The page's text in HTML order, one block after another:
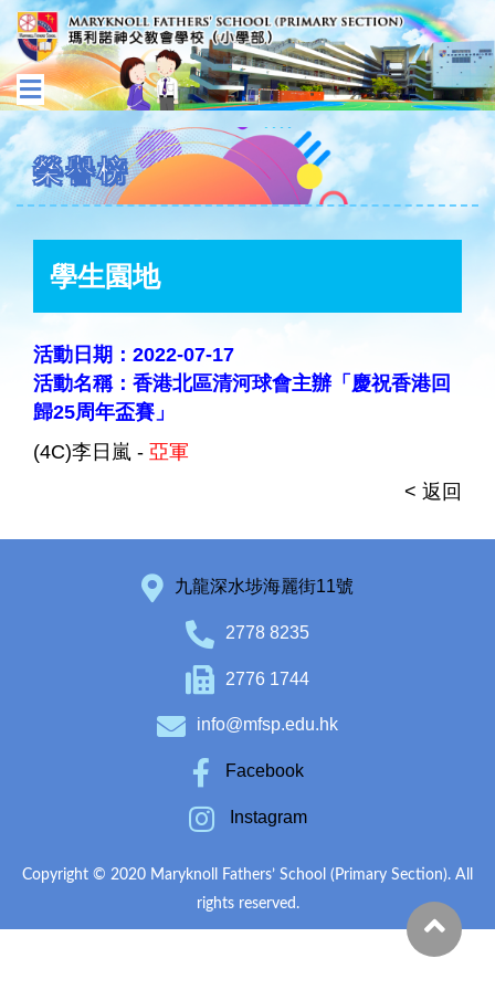
榮譽榜
學生園地
活動日期：2022-07-17
活動名稱：香港北區清河球會主辦「慶祝香港回
歸25周年盃賽」
(4C)李日嵐 - 亞軍
< 返回
九龍深水埗海麗街11號
2778 8235
2776 1744
info@mfsp.edu.hk
Facebook
Instagram
Copyright © 2020 Maryknoll Fathers’ School (Primary Section). All
rights reserved.